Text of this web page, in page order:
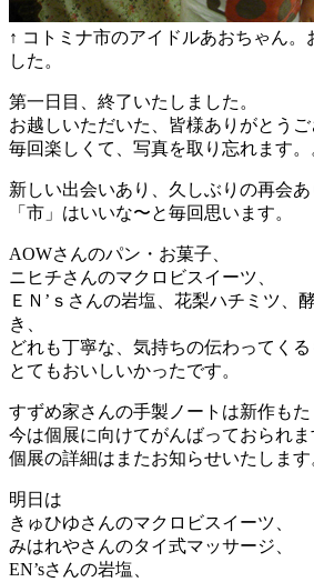
↑ コトミナ市のアイドルあおちゃん
した。
第一日目、終了いたしました。
お越しいただいた、皆様ありがとうご
毎回楽しくて、写真を取り忘れます。
新しい出会いあり、久しぶりの再会あ
「市」はいいな〜と毎回思います。
AOWさんのパン・お菓子、
ニヒチさんのマクロビスイーツ、
ＥＮ’ｓさんの岩塩、花梨ハチミツ、
き、
どれも丁寧な、気持ちの伝わってくる
とてもおいしいかったです。
すずめ家さんの手製ノートは新作もた
今は個展に向けてがんばっておられま
個展の詳細はまたお知らせいたします
明日は
きゅひゆさんのマクロビスイーツ、
みはれやさんのタイ式マッサージ、
EN’sさんの岩塩、